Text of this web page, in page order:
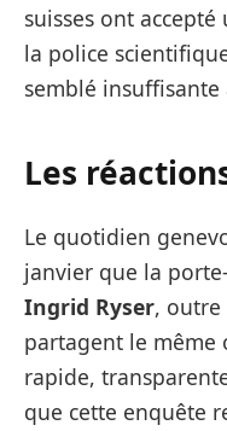
suisses ont
la police
semblé
Les
Le quotidien
janvier que la
Ingrid Ryser, outre
partagent le même
rapide,
que cette enquête